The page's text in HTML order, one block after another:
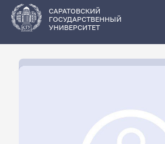
основному
содержанию
САРАТОВСКИЙ
ГОСУДАРСТВЕННЫЙ
УНИВЕРСИТЕТ